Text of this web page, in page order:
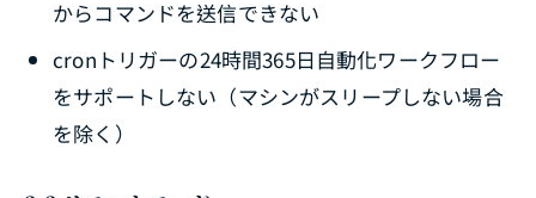
からコマンドを送信できない
cronトリガーの24時間365日自動化ワークフロー
をサポートしない（マシンがスリープしない場合
を除く）